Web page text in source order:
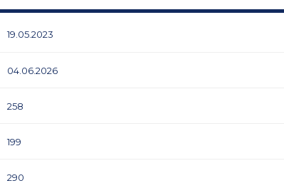
19.05.2023
04.06.2026
258
199
290